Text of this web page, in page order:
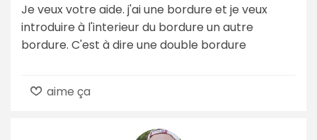
Je veux votre aide. j'ai une bordure et je veux
introduire à l'interieur du bordure un autre
bordure. C'est à dire une double bordure
aime ça